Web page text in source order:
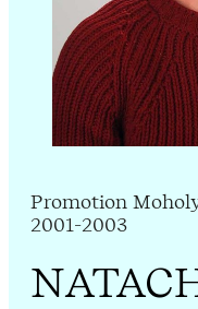
Promotion
2001-2003